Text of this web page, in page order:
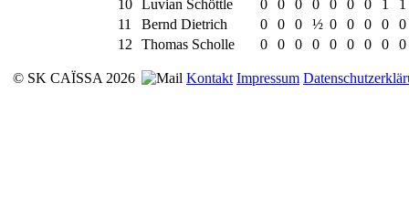
10 Luvian Schöttle 0 0 0 0 0 0 0 1
1
11
Bernd Dietrich 0 0 0 ½ 0 0 0 0
0
12
Thomas Scholle 0 0 0 0 0 0 0 0 0
© SK CAÏSSA 2026 Kontakt Impressum